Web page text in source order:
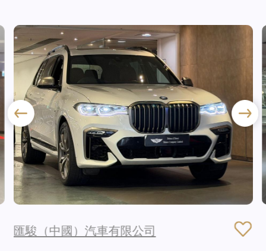
匯駿（中國）汽車有限公司